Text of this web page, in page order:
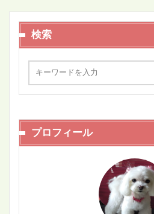
検索
プロフィール